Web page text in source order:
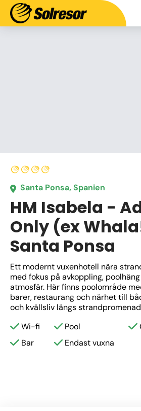
Santa Ponsa, Spanien
HM Isabela -
Only (ex
Santa Ponsa
Ett modernt vuxenhotell nära
med fokus på avkoppling,
atmosfär. Här finns poolområde
barer, restaurang och närhet till
och kvällsliv längs
Wi-fi
Pool
Bar
Endast vuxna